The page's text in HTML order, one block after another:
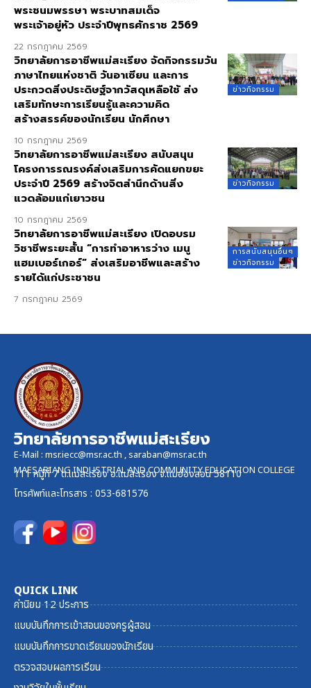
พระชนมพรรษา พระบาทสมเด็จ
พระเจ้าอยู่หัว ประจำปีพุทธศักราช 2569
22 กรกฎาคม 2569
ข่าวกิจกรรม
วิทยาลัยการอาชีพแม่สะเรียง จัดกิจกรรมวัน
ภาษาไทยแห่งชาติ วันอาเซียน และการ
ประกวดสิ่งประดิษฐ์จากวัสดุเหลือใช้ ส่ง
เสริมทักษะการเรียนรู้และความคิด
สร้างสรรค์ของนักเรียน นักศึกษา
10 กรกฎาคม 2569
ข่าวกิจกรรม
วิทยาลัยการอาชีพแม่สะเรียง สนับสนุน
โครงการรณรงค์ส่งเสริมการคัดแยกขยะ
ประจำปี 2569 สร้างจิตสำนึกด้านสิ่ง
แวดล้อมแก่เยาวชน
10 กรกฎาคม 2569
การสนับสนุนอื่นๆ
ข่าวกิจกรรม
วิทยาลัยการอาชีพแม่สะเรียง เปิดอบรม
วิชาชีพระยะสั้น “การทำอาหารว่าง เมนู
แฮมเบอร์เกอร์” ส่งเสริมอาชีพและสร้าง
รายได้แก่ประชาชน
7 กรกฎาคม 2569
วิทยาลัยการอาชีพแม่สะเรียง
E-Mail : msr.iecc@msr.ac.th ,saraban@msr.ac.th
MAESARIANG INDUSTRIAL AND COMMUNITY EDUCATION COLLEGE
111 หมู่ที่ 7 ต.แม่สะเรียง อ.แม่สะเรียง จ.แม่ฮ่องสอน 58110
โทรศัพท์และโทรสาร : 053-681576
QUICK LINK
ค่านิยม 12 ประการ
แบบบันทึกการเข้าสอนของครูผู้สอน
แบบบันทึกการขาดเรียนของนักเรียน
ตรวจสอบผลการเรียน